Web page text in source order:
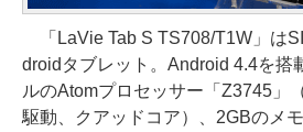
「LaVie Tab S TS708/T1W」は
droidタブレット。Android 4.4を搭
ルのAtomプロセッサー「Z3745」
駆動、クアッドコア）、2GBのメ